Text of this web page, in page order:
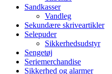
Sandkasser
Vandleg
Sekundære skriveartikler
Selepuder
Sikkerhedsudstyr
Sengetøj
Seriemerchandise
Sikkerhed og alarmer